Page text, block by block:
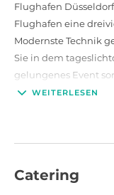
Flughafen
Flughafen eine
Modernste Technik
Sie in dem
gelungenes Event
durch eine
werden. Ob Tagung,
etwas
WEITERLESEN
Catering